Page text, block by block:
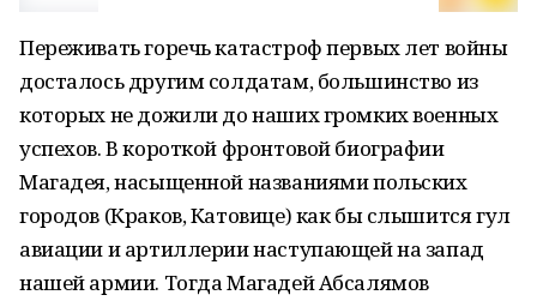
Переживать горечь катастроф первых лет войны
досталось другим солдатам, большинство из
которых не дожили до наших громких военных
успехов. В короткой фронтовой биографии
Магадея, насыщенной названиями польских
городов (Краков, Катовице) как бы слышится гул
авиации и артиллерии наступающей на запад
нашей армии. Тогда Магадей Абсалямов